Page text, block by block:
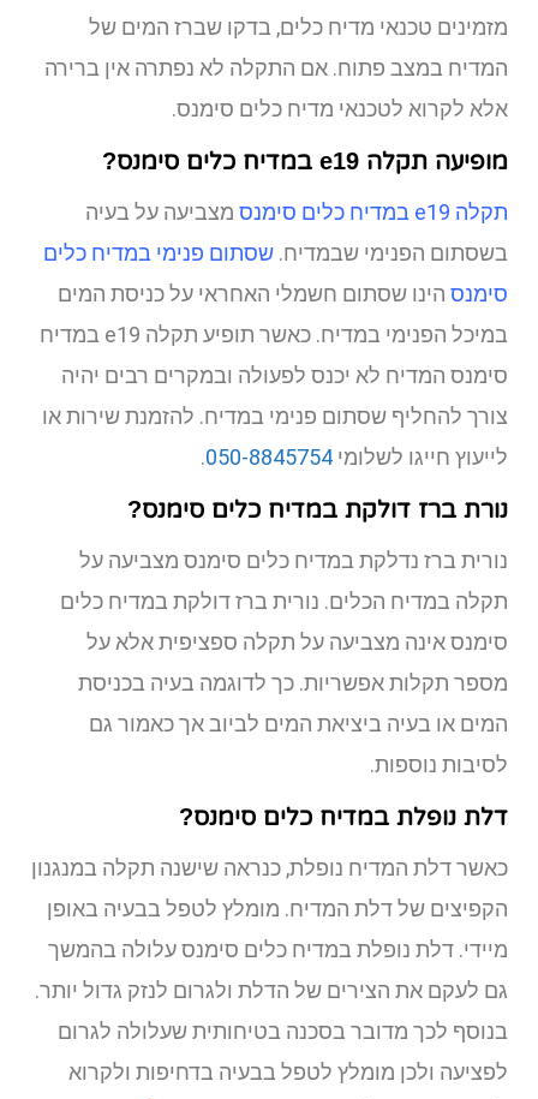
מזמינים טכנאי מדיח כלים, בדקו שברז המים של
המדיח במצב פתוח. אם התקלה לא נפתרה אין ברירה
אלא לקרוא לטכנאי מדיח כלים סימנס.
מופיעה תקלה e19 במדיח כלים סימנס?
תקלה e19 במדיח כלים סימנס
מצביעה על בעיה
בשסתום הפנימי שבמדיח. שסתום פנימי במדיח כלים
סימנס הינו שסתום חשמלי האחראי על כניסת המים
במיכל הפנימי במדיח. כאשר תופיע תקלה e19 במדיח
סימנס המדיח לא יכנס לפעולה ובמקרים רבים יהיה
צורך להחליף שסתום פנימי במדיח. להזמנת שירות או
לייעוץ חייגו לשלומי 050-8845754
.
נורת ברז דולקת במדיח כלים סימנס?
נורית ברז נדלקת במדיח כלים סימנס מצביעה על
תקלה במדיח הכלים. נורית ברז דולקת במדיח כלים
סימנס אינה מצביעה על תקלה ספציפית אלא על
מספר תקלות אפשריות. כך לדוגמה בעיה בכניסת
המים או בעיה ביציאת המים לביוב אך כאמור גם
לסיבות נוספות.
דלת נופלת במדיח כלים סימנס?
כאשר דלת המדיח נופלת, כנראה שישנה תקלה במנגנון
הקפיצים של דלת המדיח. מומלץ לטפל בבעיה באופן
מיידי. דלת נופלת במדיח כלים סימנס עלולה בהמשך
גם לעקם את הצירים של הדלת ולגרום לנזק גדול יותר.
בנוסף לכך מדובר בסכנה בטיחותית שעלולה לגרום
לפציעה ולכן מומלץ לטפל בבעיה בדחיפות ולקרוא